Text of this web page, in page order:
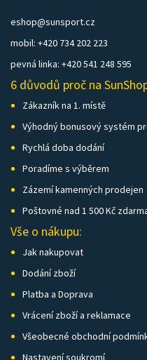
eshop@sunsport.cz
mobil: +420 734 202 223
pevná linka: +420 541 248 595
6 důvodů proč na
Zákazník na 1. místě
Výhodný bonusový systém
Rychlá doba dodání
Poradíme s výběrem
Zázemí kamenných prodejen
Poštovné nad 1 500 Kč
Vše o nákupu:
Jak nakupovat
Dodání zboží
Platba a Doprava
Vrácení zboží a reklamace
Všeobecné obchodní
Nastavení soukromí